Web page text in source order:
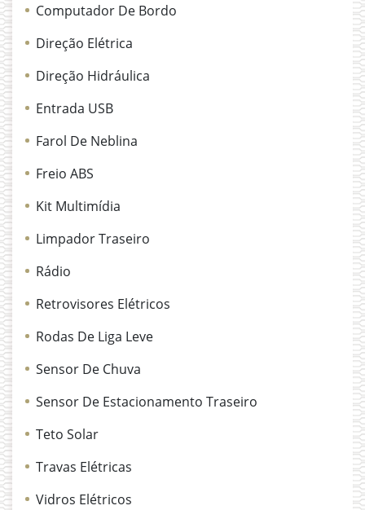
Computador De Bordo
Direção Elétrica
Direção Hidráulica
Entrada USB
Farol De Neblina
Freio ABS
Kit Multimídia
Limpador Traseiro
Rádio
Retrovisores Elétricos
Rodas De Liga Leve
Sensor De Chuva
Sensor De Estacionamento Traseiro
Teto Solar
Travas Elétricas
Vidros Elétricos